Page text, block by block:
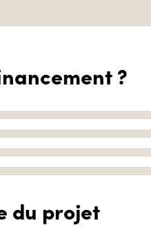
?
du projet